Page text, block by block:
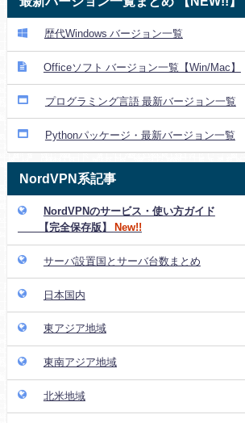
歴代Windows バージョン一覧
Officeソフト バージョン一覧【Win/Mac】
プログラミング言語 最新バージョン一覧
Pythonパッケージ・最新バージョン一覧
NordVPN系記事
NordVPNのサービス・使い方ガイド
【完全保存版】
New!!
サーバ設置国とサーバ台数まとめ
日本国内
東アジア地域
東南アジア地域
北米地域